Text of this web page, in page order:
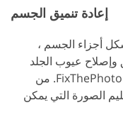
إعادة تنميق الجسم
أجزاء الجسم ،
وإصلاح عيوب الجلد
حقيقة واقعة إذا طلبت هذه الخدمات في FixThePhoto. من
الصورة التي يمكن